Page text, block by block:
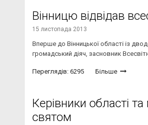
Вінницю відвідав
15 листопада 2013
Вперше до Вінницької області із
громадський діяч, засновник
Переглядів: 6295 Більше
Керівники області
святом